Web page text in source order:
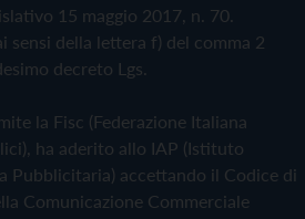
15 maggio 2017, n. 70.
sensi della lettera f) del comma 2
decreto Lgs.
la Fisc (Federazione Italiana
ha aderito allo IAP (Istituto
Pubblicitaria) accettando il Codice di
Comunicazione Commerciale